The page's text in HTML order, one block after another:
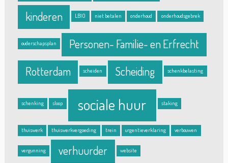
kinderen LBIO niet betalen onderhoud onderhoudsgebrek
ouderschapsplan Personen- Familie- en Erfrecht
Rotterdam scheiden Scheiding schenkbelasting
schenking sloop sociale huur staking
thuiswerk thuiswerkvergoeding trein urgentieverklaring verbouwen
vergunning verhuurder website